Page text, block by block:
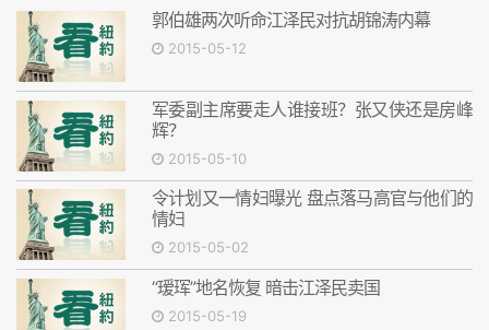
郭伯雄两次听命江泽民对抗胡锦涛内幕
2015-05-12
军委副主席要走人谁接班？张又侠还是房峰
辉？
2015-05-10
令计划又一情妇曝光 盘点落马高官与他们的
情妇
2015-05-02
“瑷珲”地名恢复 暗击江泽民卖国
2015-05-19